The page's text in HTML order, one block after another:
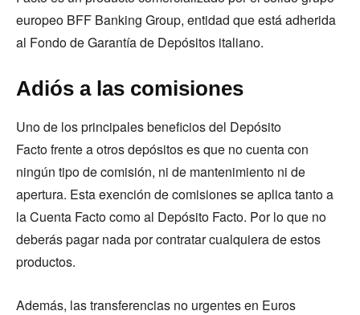
europeo BFF Banking Group, entidad que está adherida
al Fondo de Garantía de Depósitos italiano.
Adiós a las comisiones
Uno de los principales beneficios del Depósito
Facto frente a otros depósitos es que no cuenta con
ningún tipo de comisión, ni de mantenimiento ni de
apertura. Esta exención de comisiones se aplica tanto a
la Cuenta Facto como al Depósito Facto. Por lo que no
deberás pagar nada por contratar cualquiera de estos
productos.
Además, las transferencias no urgentes en Euros